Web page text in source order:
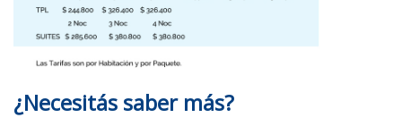
¿Necesitás saber más?